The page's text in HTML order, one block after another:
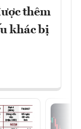
thêm
khác bị